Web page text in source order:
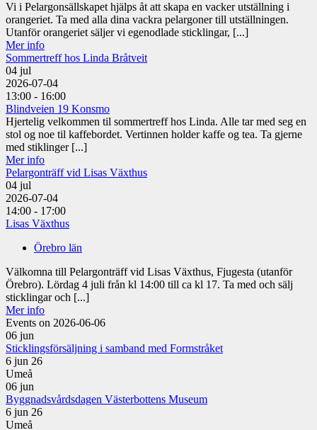
Vi i Pelargonsällskapet hjälps åt att skapa en vacker utställning i
orangeriet. Ta med alla dina vackra pelargoner till utställningen.
Utanför orangeriet säljer vi egenodlade sticklingar, [...]
Mer info
Sommertreff hos Linda Bråtveit
04 jul
2026-07-04
13:00 - 16:00
Blindveien 19 Konsmo
Hjertelig velkommen til sommertreff hos Linda. Alle tar med seg en
stol og noe til kaffebordet. Vertinnen holder kaffe og tea. Ta gjerne
med stiklinger [...]
Mer info
Pelargonträff vid Lisas Växthus
04 jul
2026-07-04
14:00 - 17:00
Lisas Växthus
Örebro län
Välkomna till Pelargonträff vid Lisas Växthus, Fjugesta (utanför
Örebro). Lördag 4 juli från kl 14:00 till ca kl 17. Ta med och sälj
sticklingar och [...]
Mer info
Events on 2026-06-06
06 jun
Sticklingsförsäljning i samband med Formstråket
6 jun 26
Umeå
06 jun
Byggnadsvårdsdagen Västerbottens Museum
6 jun 26
Umeå